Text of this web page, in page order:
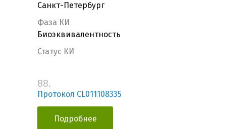
Санкт-Петербург
Фаза КИ
Биоэквивалентность
Статус КИ
88.
Протокол CL011108335
Подробнее